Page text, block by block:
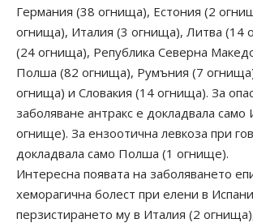
Германия (38 огнища), Естония (2
огнища), Италия (3 огнища), Литва (14
(24 огнища), Република Северна
Полша (82 огнища), Румъния (7
огнища) и Словакия (14 огнища). За
заболяване антракс е докладвала само
огнище). За ензоотична левкоза при
докладвала само Полша (1 огнище).
Интересна появата на заболяването
хеморагична болест при елени в
перзистирането му в Италия (2